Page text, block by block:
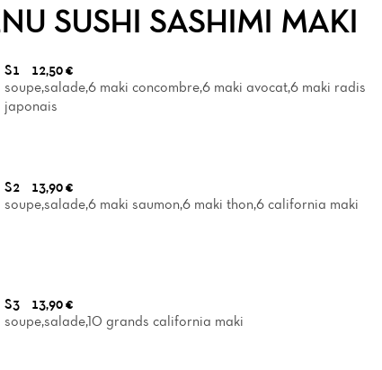
SUSHI SASHIMI MAKI
S1
12,50 €
soupe,salade,6 maki concombre,6 maki avocat,6 maki radis
japonais
S2
13,90 €
soupe,salade,6 maki saumon,6 maki thon,6 california maki
S3
13,90 €
soupe,salade,10 grands california maki